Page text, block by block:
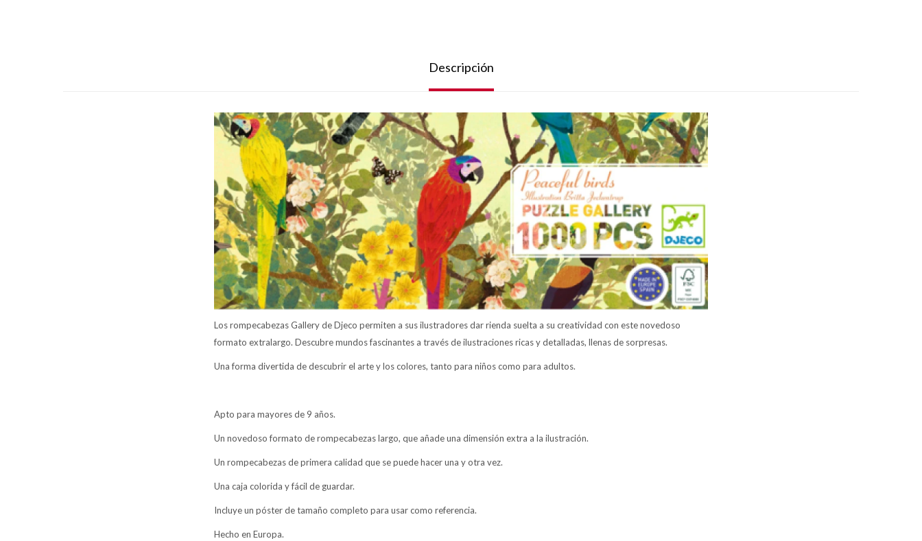
Descripción
Los rompecabezas Gallery de Djeco permiten a sus ilustradores dar rienda suelta a su creatividad con este novedoso
formato extralargo. Descubre mundos fascinantes a través de ilustraciones ricas y detalladas, llenas de sorpresas.
Una forma divertida de descubrir el arte y los colores, tanto para niños como para adultos.
Apto para mayores de 9 años.
Un novedoso formato de rompecabezas largo, que añade una dimensión extra a la ilustración.
Un rompecabezas de primera calidad que se puede hacer una y otra vez.
Una caja colorida y fácil de guardar.
Incluye un póster de tamaño completo para usar como referencia.
Hecho en Europa.